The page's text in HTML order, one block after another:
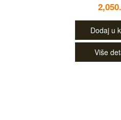
Dodaj u
Više